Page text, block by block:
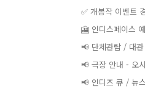
✅ 개봉작 이벤트
🎦 인디스페이스
📢 단체관람 / 대
📢 극장 안내 - 오
📢 인디즈 큐 / 뉴